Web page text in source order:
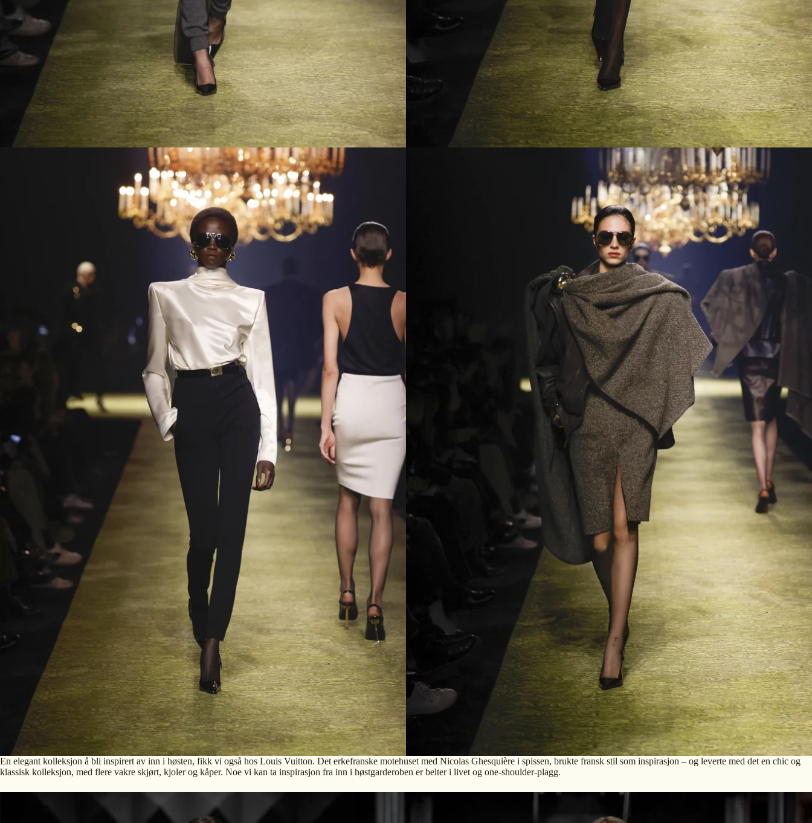
En elegant kolleksjon å bli inspirert av inn i høsten, fikk vi også hos Louis Vuitton. Det erkefranske motehuset med Nicolas Ghesquière i spissen, brukte fransk stil som inspirasjon – og leverte med det en chic og
klassisk kolleksjon, med flere vakre skjørt, kjoler og kåper. Noe vi kan ta inspirasjon fra inn i høstgarderoben er belter i livet og one-shoulder-plagg.